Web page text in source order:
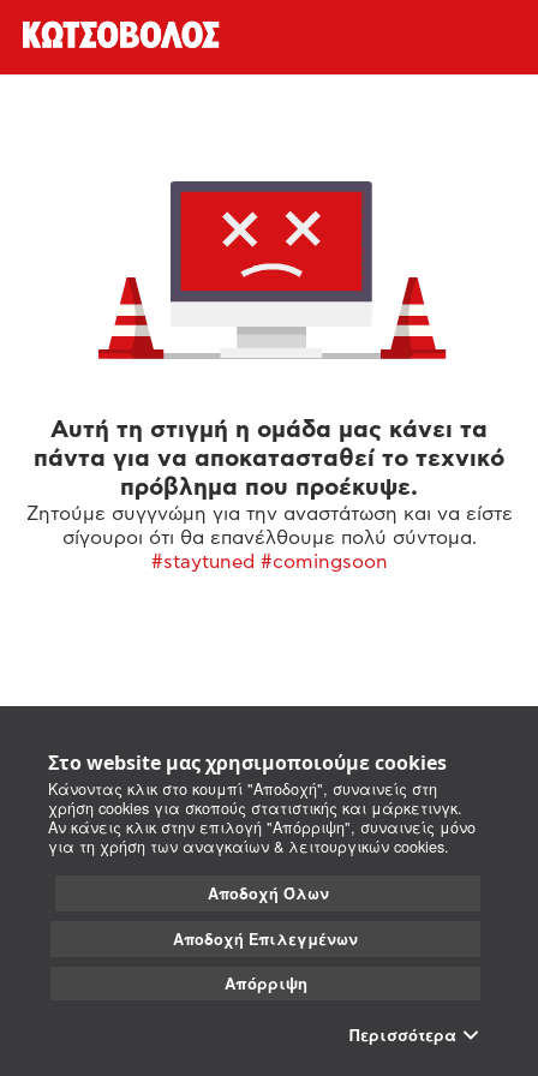
Στο website μας χρησιμοποιούμε cookies
Κάνοντας κλικ στο κουμπί "Αποδοχή", συναινείς στη
χρήση cookies για σκοπούς στατιστικής και μάρκετινγκ.
Αν κάνεις κλικ στην επιλογή "Απόρριψη", συναινείς μόνο
για τη χρήση των αναγκαίων & λειτουργικών cookies.
Αποδοχή Όλων
Αποδοχή Επιλεγμένων
Απόρριψη
Περισσότερα
Αυτή τη στιγμή η ομάδα μας κάνει τα
πάντα για να αποκατασταθεί το τεχνικό
πρόβλημα που προέκυψε.
Ζητούμε συγγνώμη για την αναστάτωση και να είστε
σίγουροι ότι θα επανέλθουμε πολύ σύντομα.
#staytuned #comingsoon